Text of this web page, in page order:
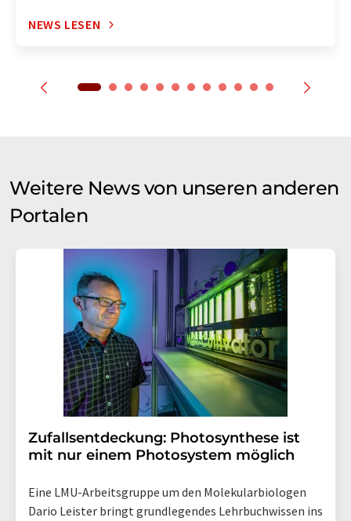
NEWS LESEN
Weitere News von unseren anderen
Portalen
Zufallsentdeckung: Photosynthese ist
mit nur einem Photosystem möglich
Eine LMU-Arbeitsgruppe um den Molekularbiologen
Dario Leister bringt grundlegendes Lehrbuchwissen ins